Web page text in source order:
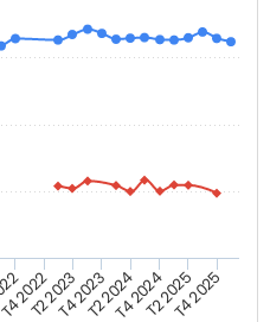
2022
T2 2023T4 2023T2 2024T4 2024T2 2025T4 2025